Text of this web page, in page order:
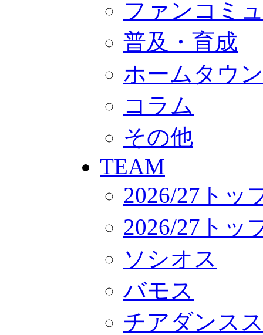
ジュニア
ジュニアユース
ユース
練習拠点（ナラディーア）
CLUB
2026/27 パートナー企業
クラブ理念
クラブ情報
サステナビリティ
Web制作支援
ファンコミ
普及・育成
ホームタウン
コラム
その他
TEAM
2026/27トッ
2026/27トッ
ソシオス
バモス
チアダンス